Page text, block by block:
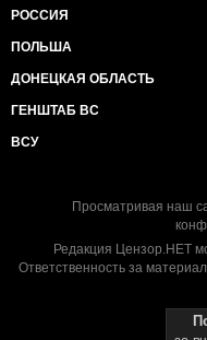
РОССИЯ
ПОЛЬША
ДОНЕЦКАЯ ОБЛАСТЬ
ГЕНШТАБ ВС
ВСУ
Просматривая наш
Редакция Цензор.НЕТ
Ответственность за